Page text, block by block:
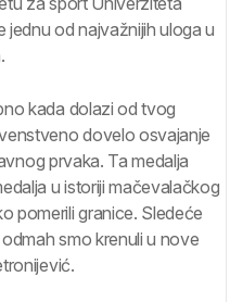
jednu od najvažnijih uloga u
kada dolazi od tvog
dovelo osvajanje
prvaka. Ta medalja
u istoriji mačevalačkog
pomerili granice. Sledeće
smo krenuli u nove